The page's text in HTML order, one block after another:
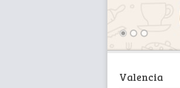
Valencia